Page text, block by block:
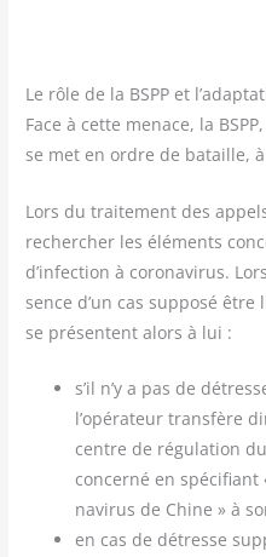
Le rôle de la BSPP et
Face à cette menace, la
se met en ordre de bataille,
Lors du trai­te­ment des
recher­cher les élé­ments
d’infection à coro­na­vi­rus.
sence d’un cas sup­po­sé
se pré­sentent alors à lui :
s’il n’y a pas de
l’opérateur trans­fère
centre de régu­la­tion
concer­né en
na­vi­rus de Chine » à
en cas de détresse